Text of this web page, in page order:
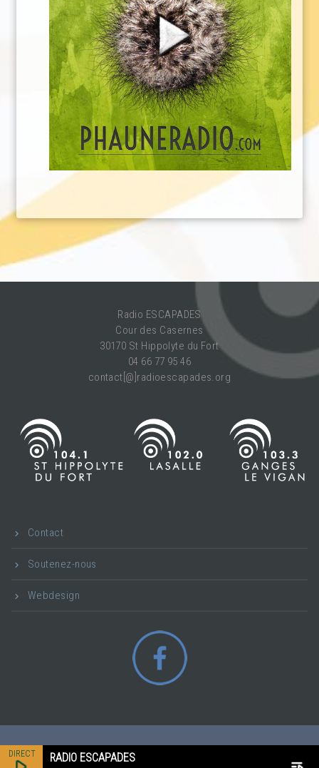
Radio ESCAPADES
Cour des Casernes
30170 St Hippolyte du Fort
04 66 77 95 46
contact[@]radioescapades.org
Contact
Soutenez-nous
Webdesign
RADIO ESCAPADES